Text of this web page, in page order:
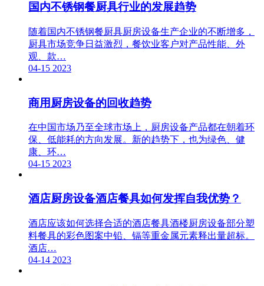
国内不锈钢餐厨具行业的发展趋势
随着国内不锈钢餐厨具厨房设备生产企业的不断增多，
厨具市场竞争日益激烈，餐饮业客户对产品性能、外
观、款…
04-15 2023
商用厨房设备的回收趋势
在中国市场乃至全球市场上，厨房设备产品都在朝着环
保、低能耗的方向发展。新的趋势下，也为绿色、健
康、环…
04-15 2023
酒店厨房设备酒店餐具如何发挥自我优势？
酒店应该如何选择合适的酒店餐具酒楼厨房设备部分塑
料餐具的彩色图案中铅、镉等重金属元素释出量超标。
酒店…
04-14 2023